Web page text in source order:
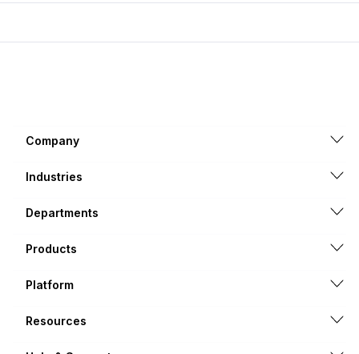
Company
Industries
Departments
Products
Platform
Resources